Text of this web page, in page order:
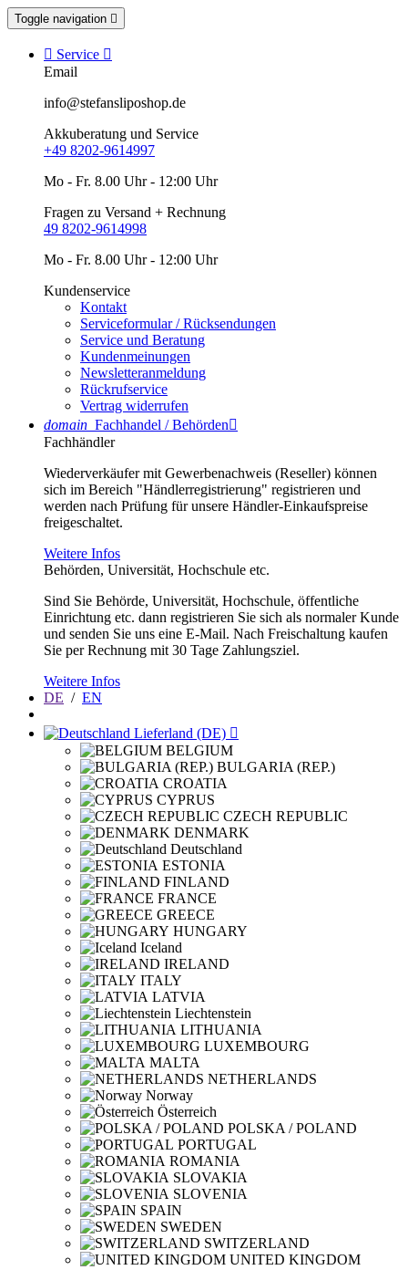
Toggle navigation 
 Service 
Email
info@stefansliposhop.de
Akkuberatung und Service
+49 8202-9614997
Mo - Fr. 8.00 Uhr - 12:00 Uhr
Fragen zu Versand + Rechnung
49 8202-9614998
Mo - Fr. 8.00 Uhr - 12:00 Uhr
Kundenservice
Kontakt
Serviceformular / Rücksendungen
Service und Beratung
Kundenmeinungen
Newsletteranmeldung
Rückrufservice
Vertrag widerrufen
domain Fachhandel / Behörden
Fachhändler
Wiederverkäufer mit Gewerbenachweis (Reseller) können
sich im Bereich "Händlerregistrierung" registrieren und
werden nach Prüfung für unsere Händler-Einkaufspreise
freigeschaltet.
Weitere Infos
Behörden, Universität, Hochschule etc.
Sind Sie Behörde, Universität, Hochschule, öffentliche
Einrichtung etc. dann registrieren Sie sich als normaler Kunde
und senden Sie uns eine E-Mail. Nach Freischaltung kaufen
Sie per Rechnung mit 30 Tage Zahlungsziel.
Weitere Infos
DE / EN
Lieferland (DE) 
BELGIUM
BULGARIA (REP.)
CROATIA
CYPRUS
CZECH REPUBLIC
DENMARK
Deutschland
ESTONIA
FINLAND
FRANCE
GREECE
HUNGARY
Iceland
IRELAND
ITALY
LATVIA
Liechtenstein
LITHUANIA
LUXEMBOURG
MALTA
NETHERLANDS
Norway
Österreich
POLSKA / POLAND
PORTUGAL
ROMANIA
SLOVAKIA
SLOVENIA
SPAIN
SWEDEN
SWITZERLAND
UNITED KINGDOM